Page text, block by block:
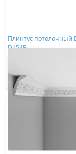
Плинтус потолочный
D154B